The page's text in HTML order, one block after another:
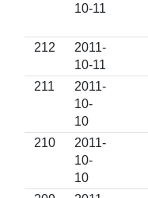
10-11
212
2011-
10-11
211
2011-
10-
10
210
2011-
10-
10